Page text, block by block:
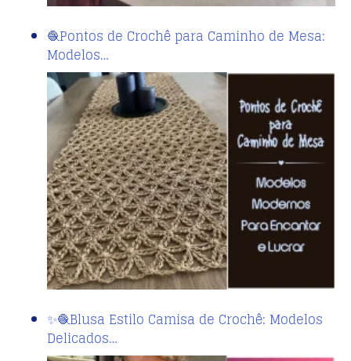
🧶Pontos de Crochê para Caminho de Mesa:
Modelos…
✨🧶Blusa Estilo Camisa de Crochê: Modelos
Delicados…